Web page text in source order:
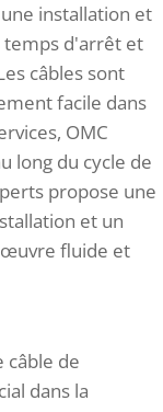
installation et
temps d'arrêt et
câbles sont
facile dans
OMC
long du cycle de
propose une
et un
œuvre fluide et
câble de
dans la